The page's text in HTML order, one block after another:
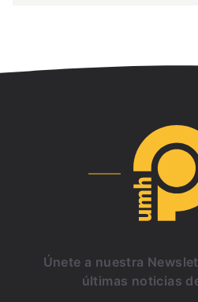
Únete a nuestra
últimas noticias